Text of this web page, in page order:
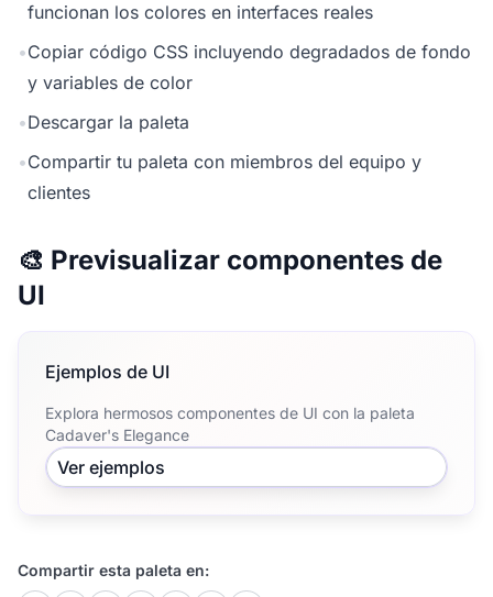
funcionan los colores en interfaces reales
•Copiar código CSS incluyendo degradados de fondo
y variables de color
•Descargar la paleta
•Compartir tu paleta con miembros del equipo y
clientes
🎨 Previsualizar componentes de
UI
Ejemplos de UI
Explora hermosos componentes de UI con la paleta
Cadaver's Elegance
Ver ejemplos
Compartir esta paleta en: